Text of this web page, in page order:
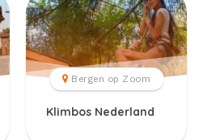
Bergen op Zoom
Klimbos Nederland